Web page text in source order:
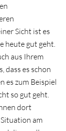
Sicht ist es
heute gut geht.
aus Ihrem
dass es schon
es zum Beispiel
so gut geht.
dort
am